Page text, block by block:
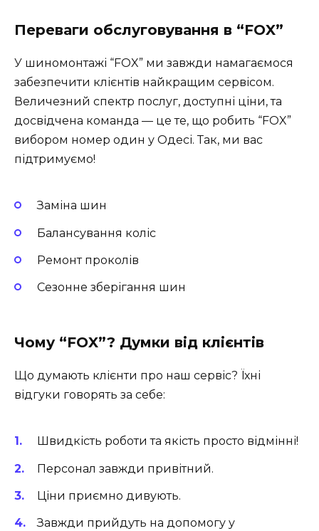
Переваги обслуговування в “FOX”
У шиномонтажі “FOX” ми завжди намагаємося
забезпечити клієнтів найкращим сервісом.
Величезний спектр послуг, доступні ціни, та
досвідчена команда — це те, що робить “FOX”
вибором номер один у Одесі. Так, ми вас
підтримуємо!
Заміна шин
Балансування коліс
Ремонт проколів
Сезонне зберігання шин
Чому “FOX”? Думки від клієнтів
Що думають клієнти про наш сервіс? Їхні
відгуки говорять за себе:
Швидкість роботи та якість просто відмінні!
Персонал завжди привітний.
Ціни приємно дивують.
Завжди прийдуть на допомогу у